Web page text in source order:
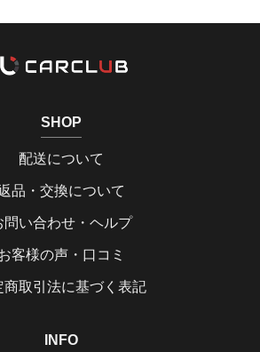
SHOP
配送について
品・交換について
問い合わせ・ヘルプ
客様の声・口コミ
商取引法に基づく表記
INFO